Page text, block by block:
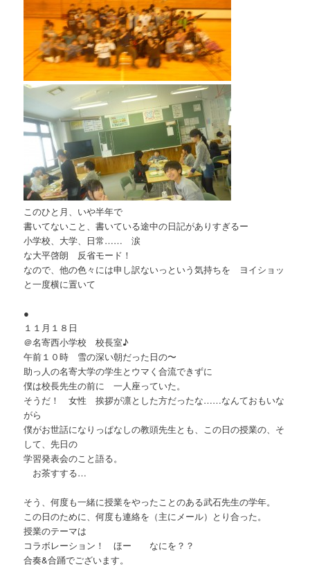
このひと月、いや半年で
書いてないこと、書いている途中の日記がありすぎるー
小学校、大学、日常…… 涙
な大平啓朗 反省モード！
なので、他の色々には申し訳ないっという気持ちを ヨイショッ
と一度横に置いて
●
１１月１８日
＠名寄西小学校 校長室♪
午前１０時 雪の深い朝だった日の〜
助っ人の名寄大学の学生とウマく合流できずに
僕は校長先生の前に 一人座っていた。
そうだ！ 女性 挨拶が凛とした方だったな……なんておもいな
がら
僕がお世話になりっぱなしの教頭先生とも、この日の授業の、そ
して、先日の
学習発表会のこと語る。
お茶すする…
そう、何度も一緒に授業をやったことのある武石先生の学年。
この日のために、何度も連絡を（主にメール）とり合った。
授業のテーマは
コラボレーション！ ほー なにを？？
合奏&合踊でございます。